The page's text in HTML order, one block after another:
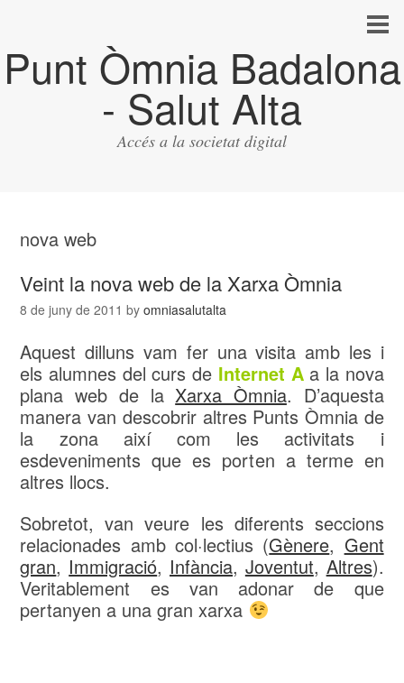
Punt Òmnia Badalona
- Salut Alta
Accés a la societat digital
nova web
Veint la nova web de la Xarxa Òmnia
8 de juny de 2011 byomniasalutalta
Aquest dilluns vam fer una visita amb les i
els alumnes del curs de Internet Aa la nova
plana web de laXarxa Òmnia. D’aquesta
manera van descobrir altres Punts Òmnia de
la zona així com les activitats i
esdeveniments que es porten a terme en
altres llocs.
Sobretot, van veure les diferents seccions
relacionades amb col·lectius (Gènere, Gent
gran, Immigració, Infància, Joventut, Altres).
Veritablement es van adonar de que
pertanyen a una gran xarxa